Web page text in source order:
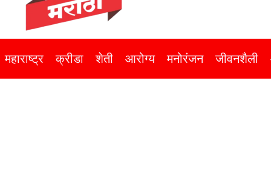
महाराष्ट्र क्रीडा शेती आरोग्य मनोरंजन जीवनशैली